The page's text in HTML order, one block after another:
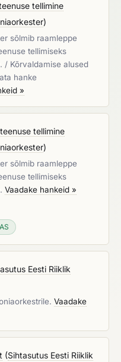
tellimine
)
sõlmib raamleppe
tellimiseks
/ Kõrvaldamise alused
hanke
»
tellimine
)
sõlmib raamleppe
tellimiseks
Vaadake hankeid »
Eesti Riiklik
Vaadake
(Sihtasutus Eesti Riiklik